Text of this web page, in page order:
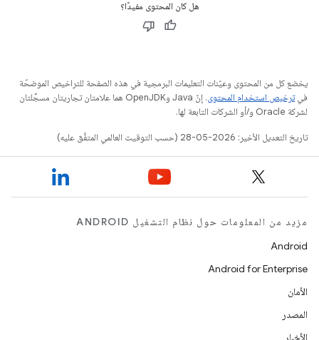
هل كان المحتوى مفيدًا؟
يخضع كل من المحتوى وعيّنات التعليمات البرمجية في هذه الصفحة للتراخيص الموضحّة
فيترخيص استخدام المحتوى
. إنّ Java وOpenJDK هما علامتان تجاريتان مسجَّلتان
لشركة Oracle و/أو الشركات التابعة لها.
تاريخ التعديل الأخير: 2026-05-28 (حسب التوقيت العالمي المتفَّق عليه)
مزيد من المعلومات حول نظام التشغيل ANDROID
Android
Android for Enterprise
الأمان
المصدر
الأخبار